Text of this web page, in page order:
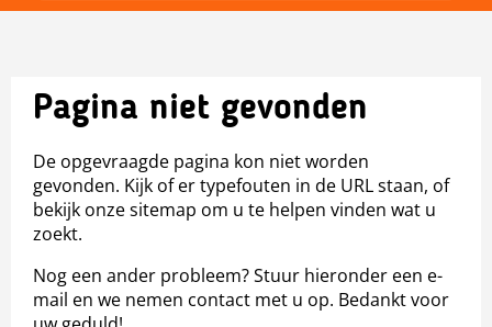
Pagina niet gevonden
De opgevraagde pagina kon niet worden
gevonden. Kijk of er typefouten in de URL staan, of
bekijk onze sitemap om u te helpen vinden wat u
zoekt.
Nog een ander probleem? Stuur hieronder een e-
mail en we nemen contact met u op. Bedankt voor